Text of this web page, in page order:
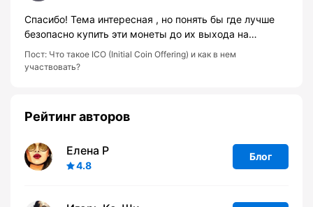
Спасибо! Тема интересная , но понять бы где лучше
безопасно купить эти монеты до их выхода на…
Пост: Что такое ICO (Initial Coin Offering) и как в нем
участвовать?
Рейтинг авторов
Елена Р
4.8
Блог